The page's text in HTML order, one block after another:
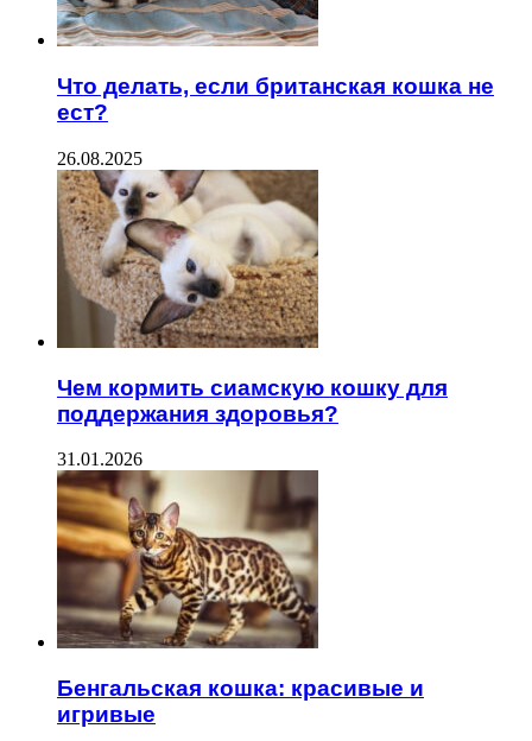
Что делать, если британская кошка не
ест?
26.08.2025
Чем кормить сиамскую кошку для
поддержания здоровья?
31.01.2026
Бенгальская кошка: красивые и
игривые